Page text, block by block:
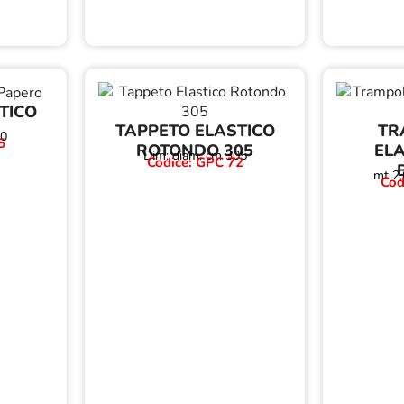
TAPPETO ELASTICO
ROTONDO 305
Dim: diam. cm 305
Codice: GPC 72
mt